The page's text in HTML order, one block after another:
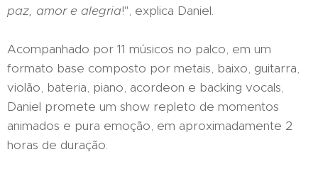
paz, amor e alegria!", explica Daniel.
Acompanhado por 11 músicos no palco, em um
formato base composto por metais, baixo, guitarra,
violão, bateria, piano, acordeon e backing vocals,
Daniel promete um show repleto de momentos
animados e pura emoção, em aproximadamente 2
horas de duração.